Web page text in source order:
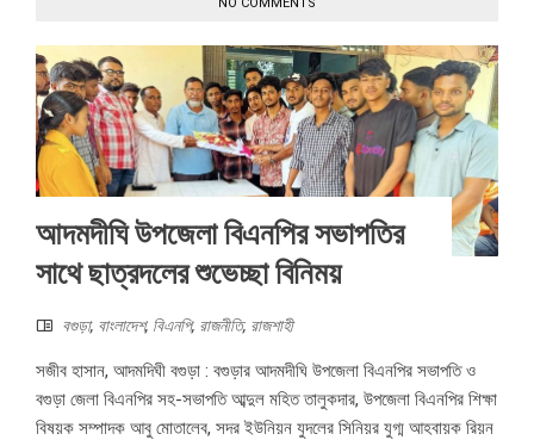
NO COMMENTS
আদমদীঘি উপজেলা বিএনপির সভাপতির
সাথে ছাত্রদলের শুভেচ্ছা বিনিময়
বগুড়া, বাংলাদেশ, বিএনপি, রাজনীতি, রাজশাহী
সজীব হাসান, আদমদিঘী বগুড়া : বগুড়ার আদমদীঘি উপজেলা বিএনপির সভাপতি ও
বগুড়া জেলা বিএনপির সহ-সভাপতি আব্দুল মহিত তালুকদার, উপজেলা বিএনপির শিক্ষা
বিষয়ক সম্পাদক আবু মোতালেব, সদর ইউনিয়ন যুদলের সিনিয়র যুগ্ম আহবায়ক রিয়ন